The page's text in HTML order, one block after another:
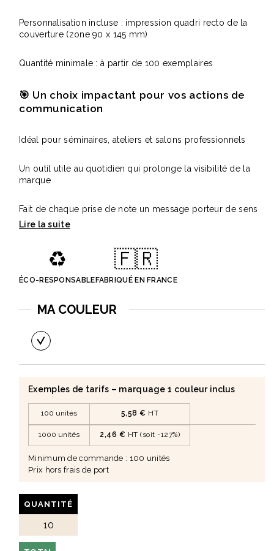
Personnalisation incluse : impression quadri recto de la
couverture (zone 90 x 145 mm)
Quantité minimale : à partir de 100 exemplaires
🎯 Un choix impactant pour vos actions de
communication
Idéal pour séminaires, ateliers et salons professionnels
Un outil utile au quotidien qui prolonge la visibilité de la
marque
Fait de chaque prise de note un message porteur de sens
♻️
ÉCO-RESPONSABLE
🇫🇷
FABRIQUÉ EN FRANCE
Exemples de tarifs – marquage 1 couleur inclus
100 unités 5,58 € HT
1000 unités 2,46 € HT (soit -127%)
Minimum de commande : 100 unités
Prix hors frais de port
QUANTITÉ
MA COULEUR